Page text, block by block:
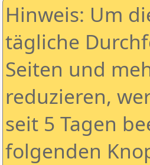
Hinweis: Um
tägliche
Seiten und
reduzieren,
seit 5 Tagen
folgenden